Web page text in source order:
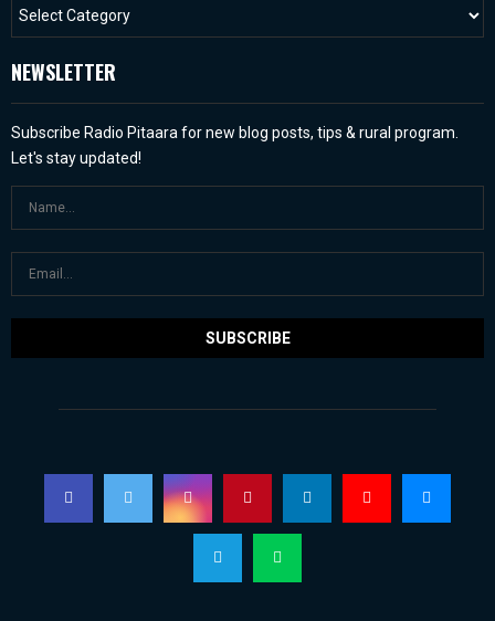
NEWSLETTER
Subscribe Radio Pitaara for new blog posts, tips & rural program.
Let's stay updated!